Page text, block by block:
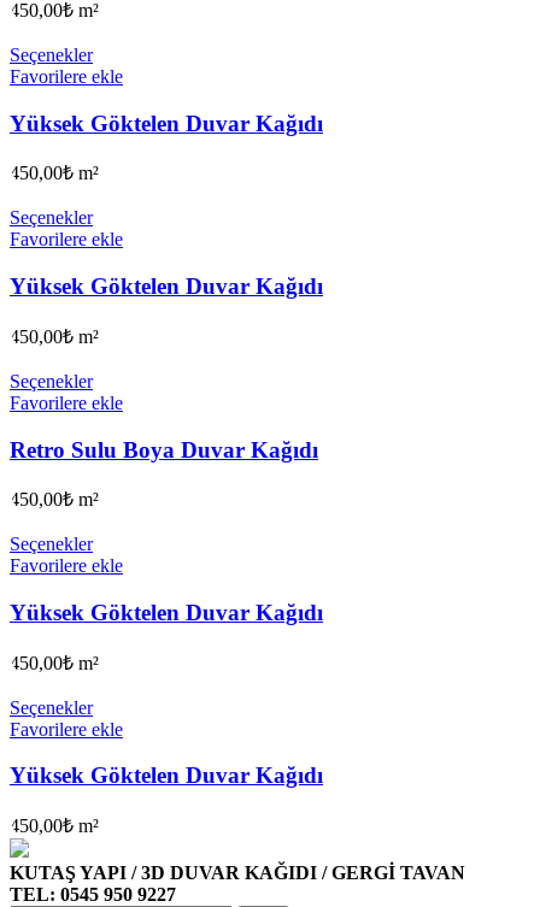
450,00₺ m²
Seçenekler
Favorilere ekle
Yüksek Göktelen Duvar Kağıdı
450,00₺ m²
Seçenekler
Favorilere ekle
Yüksek Göktelen Duvar Kağıdı
450,00₺ m²
Seçenekler
Favorilere ekle
Retro Sulu Boya Duvar Kağıdı
450,00₺ m²
Seçenekler
Favorilere ekle
Yüksek Göktelen Duvar Kağıdı
450,00₺ m²
Seçenekler
Favorilere ekle
Yüksek Göktelen Duvar Kağıdı
450,00₺ m²
KUTAŞ YAPI / 3D DUVAR KAĞIDI / GERGİ TAVAN
TEL: 0545 950 9227